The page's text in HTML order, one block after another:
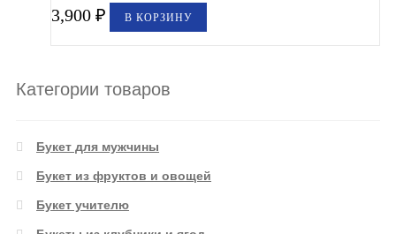
3,900₽ В КОРЗИНУ
Категории товаров
Букет для мужчины
Букет из фруктов и овощей
Букет учителю